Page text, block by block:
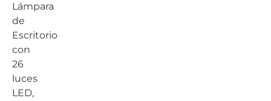
Lámpara
de
Escritorio
con
26
luces
LED,